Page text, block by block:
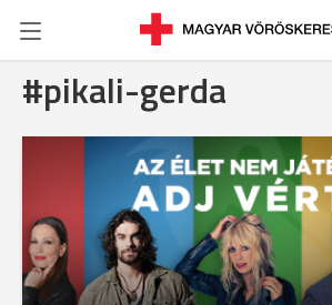
#pikali-gerda